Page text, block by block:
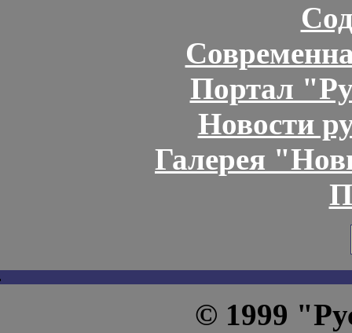
Портал
Новости
Галерея
© 1999